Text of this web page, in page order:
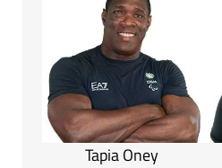
Tapia Oney